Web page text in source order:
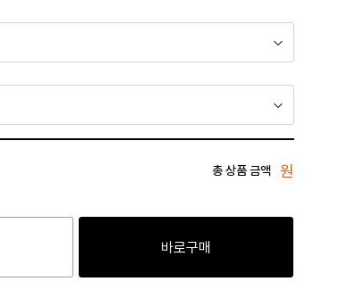
총 상품 금액 원
바로구매